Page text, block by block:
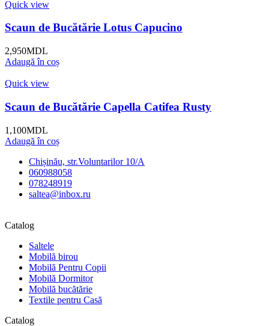
Quick view
Scaun de Bucătărie Lotus Capucino
2,950MDL
Adaugă în coș
Quick view
Scaun de Bucătărie Capella Catifea Rusty
1,100MDL
Adaugă în coș
Chișinău, str.Voluntarilor 10/A
060988058
078248919
saltea@inbox.ru
Catalog
Saltele
Mobilă birou
Mobilă Pentru Copii
Mobilă Dormitor
Mobilă bucătărie
Textile pentru Casă
Catalog